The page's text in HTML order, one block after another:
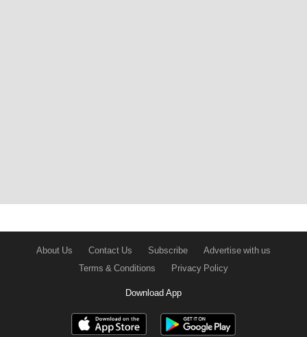
About Us Contact Us Subscribe
Advertise with us
Terms & Conditions
Privacy Policy
Download App